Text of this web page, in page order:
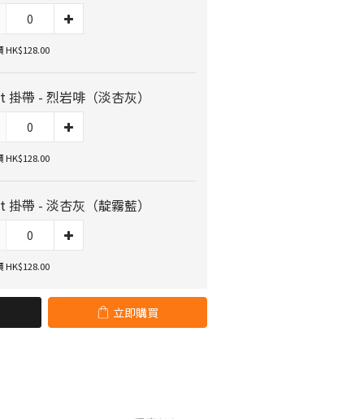
HK$128.00
掛帶 - 烈岩啡（淡杏灰）
HK$128.00
掛帶 - 淡杏灰（靛霧藍）
HK$128.00
立即購買